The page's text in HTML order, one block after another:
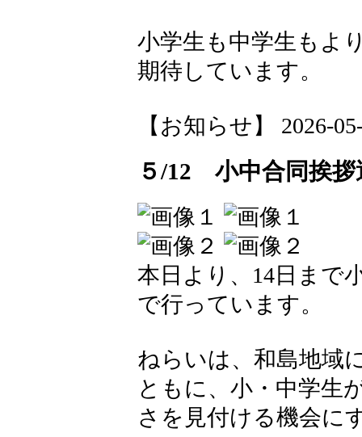
小学生も中学生もよ
期待しています。
【お知らせ】 2026-
５/12 小中合同挨拶
本日より、14日まで
で行っています。
ねらいは、和島地域
ともに、小・中学生
さを見付ける機会に